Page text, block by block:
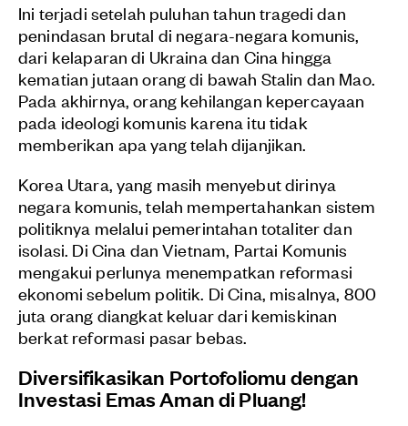
Ini terjadi setelah puluhan tahun tragedi dan
penindasan brutal di negara-negara komunis,
dari kelaparan di Ukraina dan Cina hingga
kematian jutaan orang di bawah Stalin dan Mao.
Pada akhirnya, orang kehilangan kepercayaan
pada ideologi komunis karena itu tidak
memberikan apa yang telah dijanjikan.
Korea Utara, yang masih menyebut dirinya
negara komunis, telah mempertahankan sistem
politiknya melalui pemerintahan totaliter dan
isolasi. Di Cina dan Vietnam, Partai Komunis
mengakui perlunya menempatkan reformasi
ekonomi sebelum politik. Di Cina, misalnya, 800
juta orang diangkat keluar dari kemiskinan
berkat reformasi pasar bebas.
Diversifikasikan Portofoliomu dengan
Investasi Emas Aman di Pluang!